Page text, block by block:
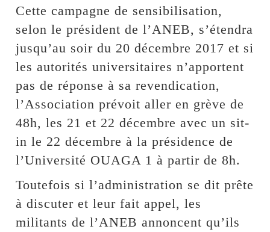
Cette campagne de sensibilisation,
selon le président de l’ANEB, s’étendra
jusqu’au soir du 20 décembre 2017 et si
les autorités universitaires n’apportent
pas de réponse à sa revendication,
l’Association prévoit aller en grève de
48h, les 21 et 22 décembre avec un sit-
in le 22 décembre à la présidence de
l’Université OUAGA 1 à partir de 8h.
Toutefois si l’administration se dit prête
à discuter et leur fait appel, les
militants de l’ANEB annoncent qu’ils